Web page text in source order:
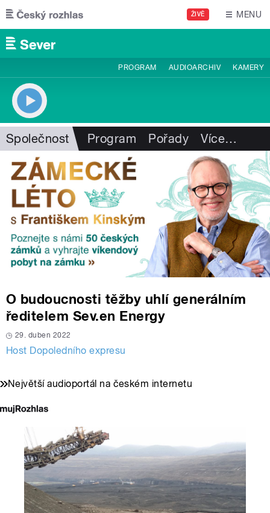
Přejít k hlavnímu obsahu
ŽIVĚ MENU
PROGRAM AUDIOARCHIV KAMERY
Společnost Program Pořady Více…
O budoucnosti těžby uhlí generálním
ředitelem Sev.en Energy
29. duben 2022
Host Dopoledního expresu
Největší audioportál na českém internetu